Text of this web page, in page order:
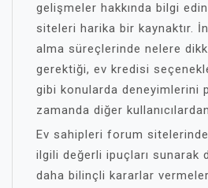
gelişmeler hakkında bilgi
siteleri harika bir kaynaktır.
alma süreçlerinde nelere
gerektiği, ev kredisi
gibi konularda deneyimlerini
zamanda diğer
Ev sahipleri forum
ilgili değerli ipuçları sunarak
daha bilinçli kararlar